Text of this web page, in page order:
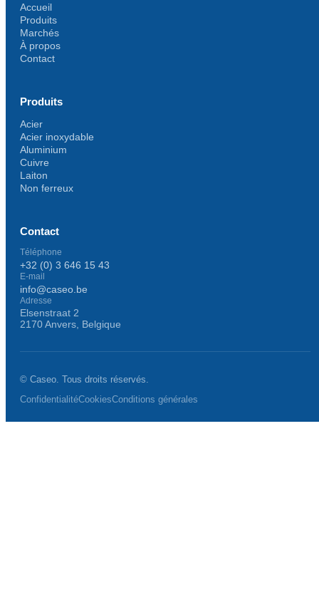
Accueil
Produits
Marchés
À propos
Contact
Produits
Acier
Acier inoxydable
Aluminium
Cuivre
Laiton
Non ferreux
Contact
Téléphone
+32 (0) 3 646 15 43
E-mail
info@caseo.be
Adresse
Elsenstraat 2
2170 Anvers, Belgique
© Caseo. Tous droits réservés.
ConfidentialitéCookiesConditions générales